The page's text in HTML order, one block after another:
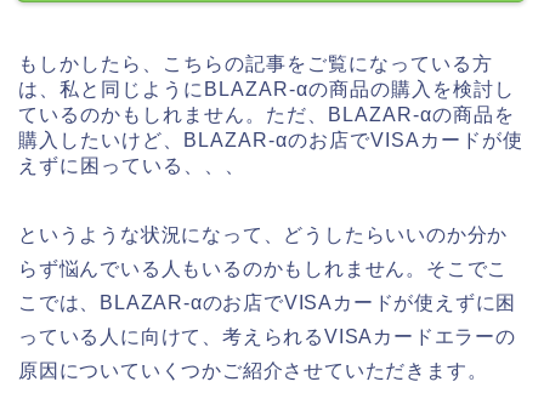
もしかしたら、こちらの記事をご覧になっている方
は、私と同じようにBLAZAR-αの商品の購入を検討し
ているのかもしれません。ただ、BLAZAR-αの商品を
購入したいけど、BLAZAR-αのお店でVISAカードが使
えずに困っている、、、
というような状況になって、どうしたらいいのか分か
らず悩んでいる人もいるのかもしれません。そこでこ
こでは、BLAZAR-αのお店でVISAカードが使えずに困
っている人に向けて、考えられるVISAカードエラーの
原因についていくつかご紹介させていただきます。